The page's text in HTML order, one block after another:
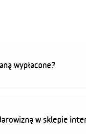
wypłacone?
w sklepie